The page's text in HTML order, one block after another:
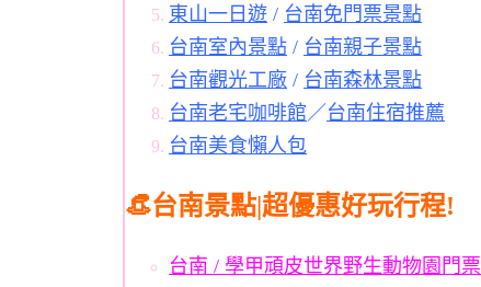
東山一日遊 / 台南免門票景點
台南室內景點 / 台南親子景點
台南觀光工廠 / 台南森林景點
台南老宅咖啡館／ 台南住宿推薦
台南美食懶人包
👒台南景點|超優惠好玩行程!
台南 / 學甲頑皮世界野生動物園門票